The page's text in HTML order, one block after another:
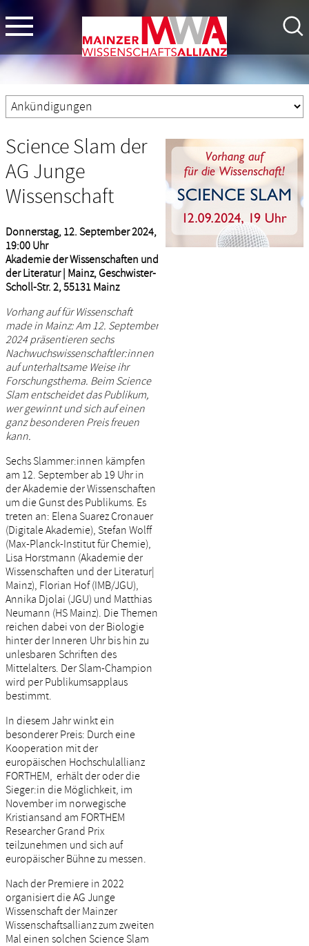
Science Slam der
AG Junge
Wissenschaft
Donnerstag, 12. September 2024,
19:00 Uhr
Akademie der Wissenschaften und
der Literatur | Mainz, Geschwister-
Scholl-Str. 2, 55131 Mainz
Vorhang auf für Wissenschaft
made in Mainz: Am 12. September
2024 präsentieren sechs
Nachwuchswissenschaftler:innen
auf unterhaltsame Weise ihr
Forschungsthema. Beim Science
Slam entscheidet das Publikum,
wer gewinnt und sich auf einen
ganz besonderen Preis freuen
kann.
Sechs Slammer:innen kämpfen
am 12. September ab 19 Uhr in
der Akademie der Wissenschaften
um die Gunst des Publikums. Es
treten an: Elena Suarez Cronauer
(Digitale Akademie), Stefan Wolff
(Max-Planck-Institut für Chemie),
Lisa Horstmann (Akademie der
Wissenschaften und der Literatur|
Mainz), Florian Hof (IMB/JGU),
Annika Djolai (JGU) und Matthias
Neumann (HS Mainz). Die Themen
reichen dabei von der Biologie
hinter der Inneren Uhr bis hin zu
unlesbaren Schriften des
Mittelalters. Der Slam-Champion
wird per Publikumsapplaus
bestimmt.
In diesem Jahr winkt ein
besonderer Preis: Durch eine
Kooperation mit der
europäischen Hochschulallianz
FORTHEM, erhält der oder die
Sieger:in die Möglichkeit, im
November im norwegische
Kristiansand am FORTHEM
Researcher Grand Prix
teilzunehmen und sich auf
europäischer Bühne zu messen.
Nach der Premiere in 2022
organisiert die AG Junge
Wissenschaft der Mainzer
Wissenschaftsallianz zum zweiten
Mal einen solchen Science Slam